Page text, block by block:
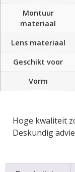
Montuur
materiaal
Lens materiaal
Geschikt voor
Vorm
Hoge kwaliteit
Deskundig